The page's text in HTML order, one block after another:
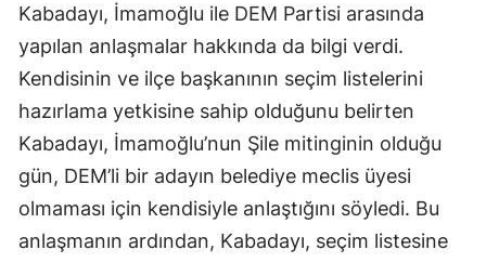
Kabadayı, İmamoğlu ile DEM Partisi arasında
yapılan anlaşmalar hakkında da bilgi verdi.
Kendisinin ve ilçe başkanının seçim listelerini
hazırlama yetkisine sahip olduğunu belirten
Kabadayı, İmamoğlu’nun Şile mitinginin olduğu
gün, DEM’li bir adayın belediye meclis üyesi
olmaması için kendisiyle anlaştığını söyledi. Bu
anlaşmanın ardından, Kabadayı, seçim listesine